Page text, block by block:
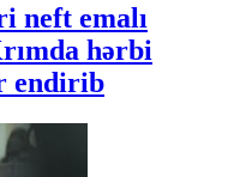
neft emalı
hərbi
endirib